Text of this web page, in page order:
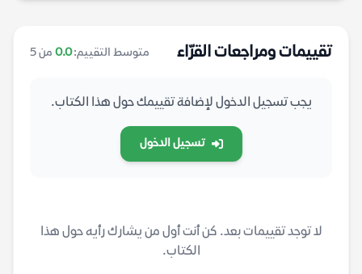
تقييمات ومراجعات القرّاء متوسط التقييم:0.0 من 5
يجب تسجيل الدخول لإضافة تقييمك حول هذا الكتاب.
تسجيل الدخول
لا توجد تقييمات بعد. كن أنت أول من يشارك رأيه حول هذا
الكتاب.